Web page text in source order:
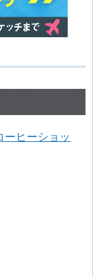
ーヒーショッ